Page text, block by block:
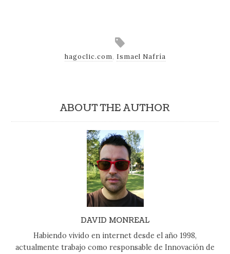
hagoclic.com, Ismael Nafría
ABOUT THE AUTHOR
DAVID MONREAL
Habiendo vivido en internet desde el año 1998,
actualmente trabajo como responsable de Innovación de